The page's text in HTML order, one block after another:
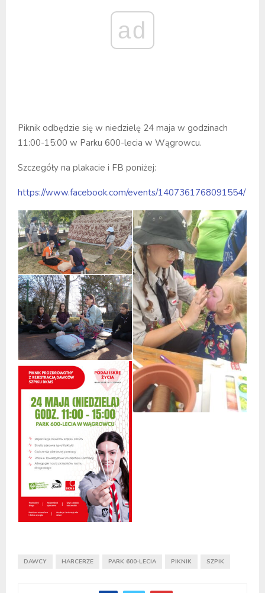
ad
Piknik odbędzie się w niedzielę 24 maja w godzinach
11:00-15:00 w Parku 600-lecia w Wągrowcu.
Szczegóły na plakacie i FB poniżej:
https://www.facebook.com/events/1407361768091554/
DAWCY HARCERZE PARK 600-LECIA PIKNIK SZPIK